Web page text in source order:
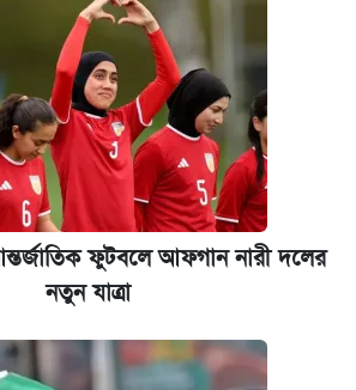
ফুটবলে আফগান নারী দলের
নতুন যাত্রা